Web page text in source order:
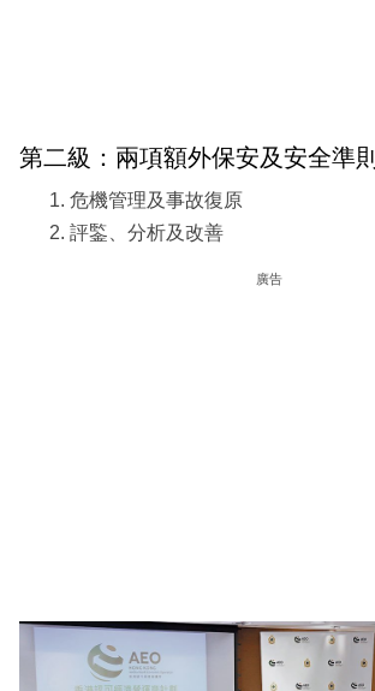
第二級：兩項額外保安及安全準則
危機管理及事故復原
評鍳、分析及改善
廣告